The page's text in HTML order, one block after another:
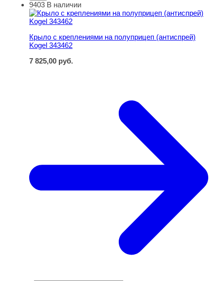
Крыло с креплениями на полуприцеп (антиспрей) Kogel
9403 В наличии
Крыло с креплениями на полуприцеп (антиспрей)
Kogel 343462
7 825,00 руб.